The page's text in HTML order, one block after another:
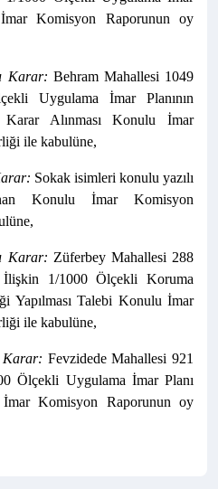
Komisyon Raporunun oy
Karar: Behram Mahallesi 1049
Uygulama İmar Planının
Karar Alınması Konulu İmar
ile kabulüne,
Sokak isimleri konulu yazılı
Konulu İmar Komisyon
Karar: Züferbey Mahallesi 288
1/1000 Ölçekli Koruma
Yapılması Talebi Konulu İmar
ile kabulüne,
Karar: Fevzidede Mahallesi 921
Ölçekli Uygulama İmar Planı
Komisyon Raporunun oy